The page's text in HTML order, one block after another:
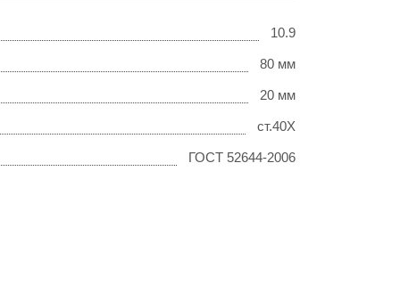
10.9
80 мм
20 мм
ст.40Х
ГОСТ 52644-2006